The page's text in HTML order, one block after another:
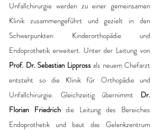
Unfallchirurgie werden zu einer gemeinsamen
Klinik zusammengeführt und gezielt in den
Schwerpunkten Kinderorthopädie und
Prof. Dr. Sebastian Lippross als neuem Chefarzt
entsteht so die Klinik für Orthopädie und
Unfallchirurgie. Gleichzeitig übernimmt Dr.
Florian Friedrich die Leitung des Bereiches
Endoprothetik und baut das Gelenkzentrum